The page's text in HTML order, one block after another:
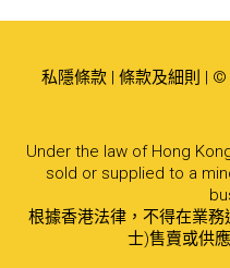
私隱條款 | 條款及細則 | ©
Under the law of Hong
sold or supplied to a
根據香港法律，不得在業
士)售賣或供